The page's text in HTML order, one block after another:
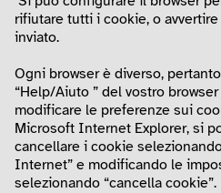
rifiutare tutti i cookie, o
inviato.
Ogni browser è diverso,
“Help/Aiuto ” del vostro
modificare le preferenze sui
Microsoft Internet Explorer, si
cancellare i cookie
Internet” e modificando le
selezionando “cancella cookie”.